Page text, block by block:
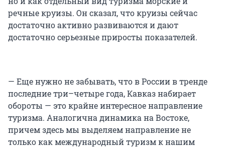
речные круизы. Он сказал, что круизы сейчас
достаточно активно развиваются и дают
достаточно серьезные приросты показателей.
— Еще нужно не забывать, что в России в тренде
последние три–четыре года, Кавказ набирает
обороты — это крайне интересное направление
туризма. Аналогична динамика на Востоке,
причем здесь мы выделяем направление не
только как международный туризм к нашим